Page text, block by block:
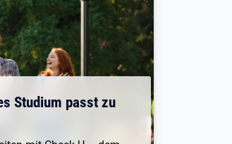
Studium passt zu